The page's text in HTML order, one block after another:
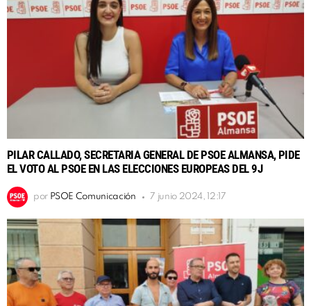
PILAR CALLADO, SECRETARIA GENERAL DE PSOE ALMANSA, PIDE
EL VOTO AL PSOE EN LAS ELECCIONES EUROPEAS DEL 9J
por PSOE Comunicación 7 junio 2024, 12:17